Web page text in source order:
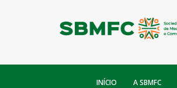
INÍCIO A SBMFC